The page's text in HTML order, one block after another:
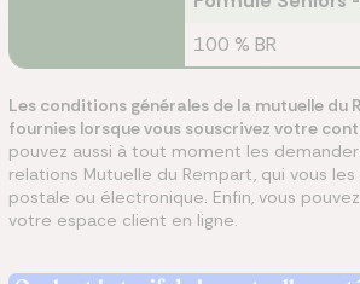
100 % BR
Les conditions générales de la mutuelle du
fournies lorsque vous souscrivez votre
pouvez aussi à tout moment les
relations Mutuelle du Rempart, qui vous
postale ou électronique. Enfin, vous
votre espace client en ligne.